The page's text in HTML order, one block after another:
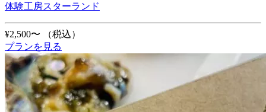
体験工房スターランド
¥2,500〜
（税込）
プランを見る